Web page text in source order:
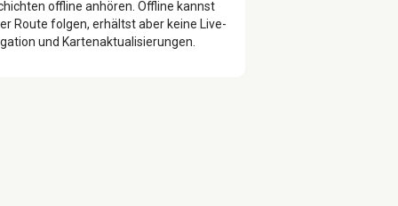
offline anhören. Offline kannst
Route folgen, erhältst aber keine Live-
und Kartenaktualisierungen.